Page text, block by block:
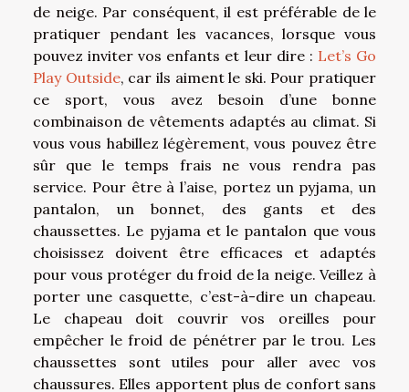
de neige. Par conséquent, il est préférable de le
pratiquer pendant les vacances, lorsque vous
pouvez inviter vos enfants et leur dire : Let’s Go
Play Outside, car ils aiment le ski. Pour pratiquer
ce sport, vous avez besoin d’une bonne
combinaison de vêtements adaptés au climat. Si
vous vous habillez légèrement, vous pouvez être
sûr que le temps frais ne vous rendra pas
service. Pour être à l’aise, portez un pyjama, un
pantalon, un bonnet, des gants et des
chaussettes. Le pyjama et le pantalon que vous
choisissez doivent être efficaces et adaptés
pour vous protéger du froid de la neige. Veillez à
porter une casquette, c’est-à-dire un chapeau.
Le chapeau doit couvrir vos oreilles pour
empêcher le froid de pénétrer par le trou. Les
chaussettes sont utiles pour aller avec vos
chaussures. Elles apportent plus de confort sans